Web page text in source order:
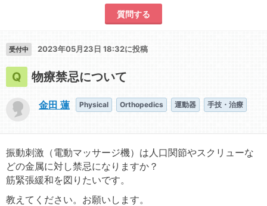
質問する
受付中 2023年05月23日 18:32に投稿
物療禁忌について
金田 蓮 Physical Orthopedics 運動器 手技・治療
振動刺激（電動マッサージ機）は人口関節やスクリューな
どの金属に対し禁忌になりますか？
筋緊張緩和を図りたいです。
教えてください。お願いします。